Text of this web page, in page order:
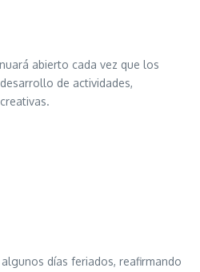
abierto cada vez que los
de actividades,
días feriados, reafirmando